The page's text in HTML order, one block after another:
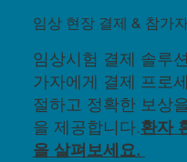
임상시험 결제 솔루
가자에게 결제 프로
절하고 정확한 보상
을 제공합니다.환자
을 살펴보세요.
임상 현장 결제 & 참가